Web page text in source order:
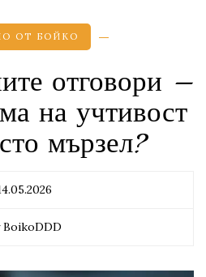
ОТ БОЙКО
отговори –
на учтивост
мързел?
BoikoDDD